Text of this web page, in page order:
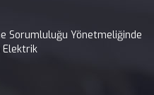
Sorumluluğu Yönetmeliğinde
Elektrik